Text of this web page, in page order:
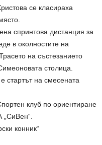
се класираха
спринтова дистанция за
в околностите на
на състезанието
столица.
стартът на смесената
клуб по ориентиране
конник“